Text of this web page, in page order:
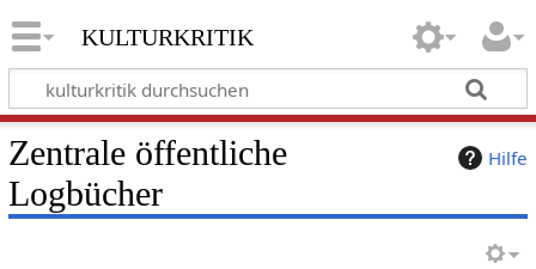
kulturkritik
Hilfe
Zentrale öffentliche
Logbücher